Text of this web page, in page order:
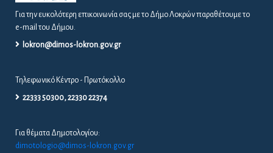
Για την ευκολότερη επικοινωνία σας με το Δήμο Λοκρών παραθέτουμε το
e-mail του Δήμου.
lokron@dimos-lokron.gov.gr
Τηλεφωνικό Κέντρο - Πρωτόκολλο
22333 50300, 22330 22374
Για θέματα Δημοτολογίου:
dimotologio@dimos-lokron.gov.gr